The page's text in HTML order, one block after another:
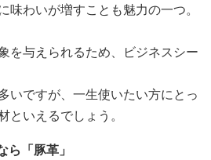
味わいが増すことも魅力の一つ。
を与えられるため、ビジネスシー
いですが、一生使いたい方にとっ
といえるでしょう。
「豚革」